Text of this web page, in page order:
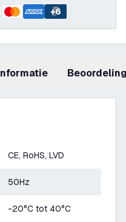
+6
CE, RoHS, LVD
50Hz
-20°C tot 40°C